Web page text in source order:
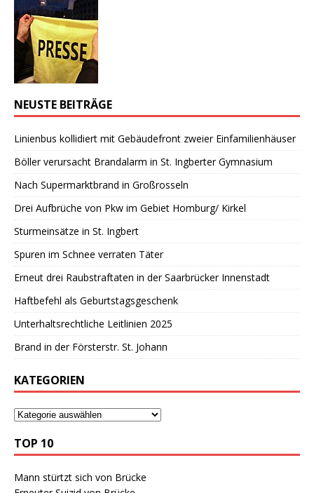
NEUSTE BEITRÄGE
Linienbus kollidiert mit Gebäudefront zweier Einfamilienhäuser
Böller verursacht Brandalarm in St. Ingberter Gymnasium
Nach Supermarktbrand in Großrosseln
Drei Aufbrüche von Pkw im Gebiet Homburg/ Kirkel
Sturmeinsätze in St. Ingbert
Spuren im Schnee verraten Täter
Erneut drei Raubstraftaten in der Saarbrücker Innenstadt
Haftbefehl als Geburtstagsgeschenk
Unterhaltsrechtliche Leitlinien 2025
Brand in der Försterstr. St. Johann
KATEGORIEN
TOP 10
Mann stürtzt sich von Brücke